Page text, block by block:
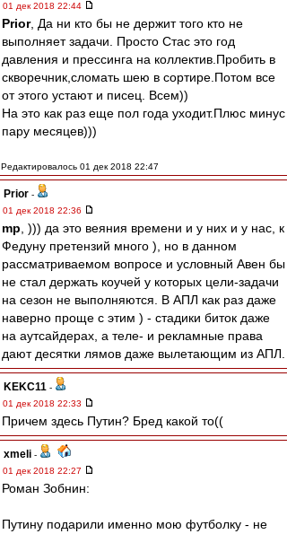
01 дек 2018 22:44
Prior, Да ни кто бы не держит того кто не
выполняет задачи. Просто Стас это год
давления и прессинга на коллектив.Пробить в
скворечник,сломать шею в сортире.Потом все
от этого устают и писец. Всем))
На это как раз еще пол года уходит.Плюс минус
пару месяцев)))
Редактировалось 01 дек 2018 22:47
Prior -
01 дек 2018 22:36
mp , ))) да это веяния времени и у них и у нас, к
Федуну претензий много ), но в данном
рассматриваемом вопросе и условный Авен бы
не стал держать коучей у которых цели-задачи
на сезон не выполняются. В АПЛ как раз даже
наверно проще с этим ) - стадики биток даже
на аутсайдерах, а теле- и рекламные права
дают десятки лямов даже вылетающим из АПЛ.
KEKC11 -
01 дек 2018 22:33
Причем здесь Путин? Бред какой то((
xmeli -
01 дек 2018 22:27
Роман Зобнин:
Путину подарили именно мою футболку - не